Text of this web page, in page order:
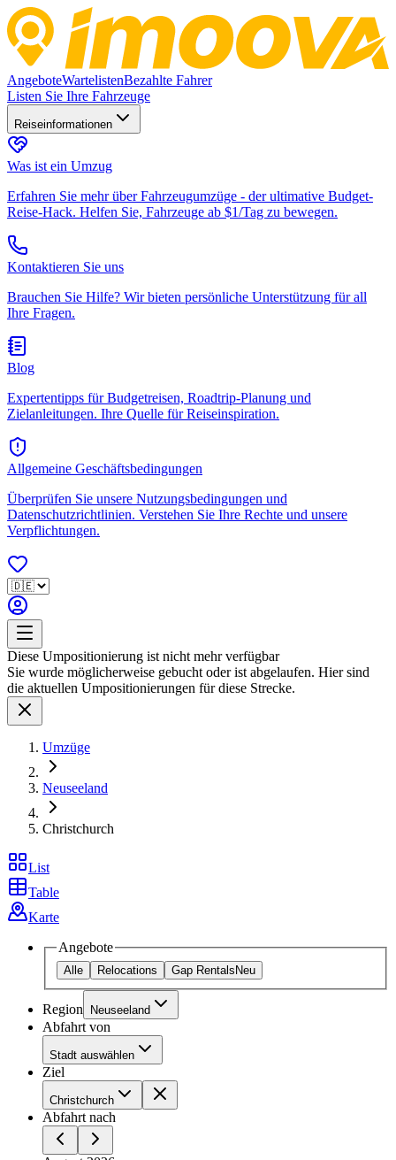
AngeboteWartelistenBezahlte Fahrer
Listen Sie Ihre Fahrzeuge
Reiseinformationen
Was ist ein Umzug
Erfahren Sie mehr über Fahrzeugumzüge - der ultimative Budget-
Reise-Hack. Helfen Sie, Fahrzeuge ab $1/Tag zu bewegen.
Kontaktieren Sie uns
Brauchen Sie Hilfe? Wir bieten persönliche Unterstützung für all
Ihre Fragen.
Blog
Expertentipps für Budgetreisen, Roadtrip-Planung und
Zielanleitungen. Ihre Quelle für Reiseinspiration.
Allgemeine Geschäftsbedingungen
Überprüfen Sie unsere Nutzungsbedingungen und
Datenschutzrichtlinien. Verstehen Sie Ihre Rechte und unsere
Verpflichtungen.
Diese Umpositionierung ist nicht mehr verfügbar
Sie wurde möglicherweise gebucht oder ist abgelaufen. Hier sind
die aktuellen Umpositionierungen für diese Strecke.
Umzüge
Neuseeland
Christchurch
List
Table
Karte
Angebote
Alle Relocations Gap Rentals Neu
Region Neuseeland
Abfahrt von
Stadt auswählen
Ziel
Christchurch
Abfahrt nach